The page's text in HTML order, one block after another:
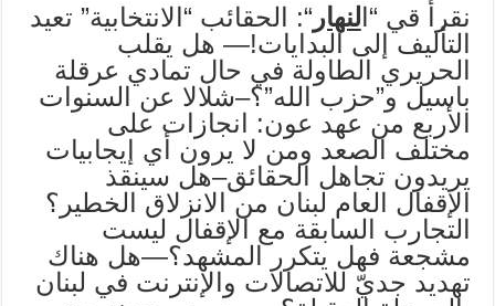
نقرأ قي “النهار “: الحقائب “الانتخابية” تعيد
التأليف إلى البدايات!— هل يقلب
الحريري الطاولة في حال تمادي عرقلة
باسيل و”حزب الله”؟–شلالا عن السنوات
الأربع من عهد عون: انجازات على
مختلف الصعد ومن لا يرون أي إيجابيات
يريدون تجاهل الحقائق–هل سينقذ
الإقفال العام لبنان من الانزلاق الخطير؟
التجارب السابقة مع الإقفال ليست
مشجعة فهل يتكرر المشهد؟—هل هناك
تهديد جديّ للاتصالات والإنترنت في لبنان